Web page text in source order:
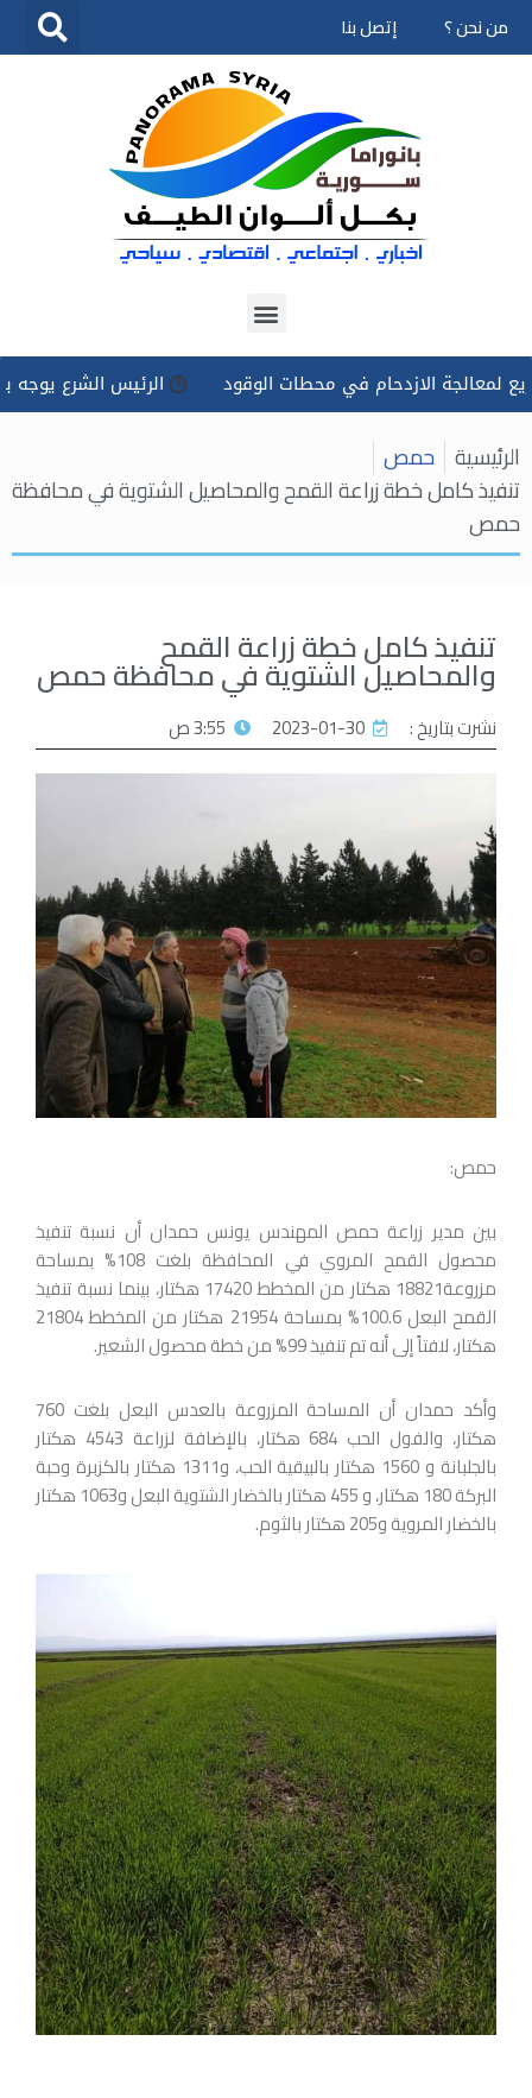
تخطى
من نحن ؟ إتصل بنا
الازدحام في محطات الوقود الرئيس الشرع يوجه بتسخير
الرئيسية حمص
تنفيذ كامل خطة زراعة القمح والمحاصيل الشتوية في محافظة
حمص
تنفيذ كامل خطة زراعة القمح
والمحاصيل الشتوية في محافظة حمص
نشرت بتاريخ : 2023-01-30 3:55 ص
حمص:
بين مدير زراعة حمص المهندس يونس حمدان أن نسبة تنفيذ
محصول القمح المروي في المحافظة بلغت 108% بمساحة
مزروعة18821 هكتار من المخطط 17420 هكتار، بينما نسبة تنفيذ
القمح البعل 100.6% بمساحة 21954 هكتار من المخطط 21804
هكتار، لافتاً إلى أنه تم تنفيذ 99% من خطة محصول الشعير.
وأكد حمدان أن المساحة المزروعة بالعدس البعل بلغت 760
هكتار، والفول الحب 684 هكتار، بالإضافة لزراعة 4543 هكتار
بالجلبانة و 1560 هكتار بالبيقية الحب، و1311 هكتار بالكزبرة وحبة
البركة 180 هكتار، و 455 هكتار بالخضار الشتوية البعل و1063 هكتار
بالخضار المروية و205 هكتار بالثوم.